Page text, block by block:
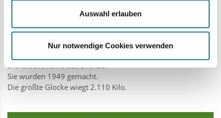
Auswahl erlauben
Nur notwendige Cookies verwenden
Die Fenster kommen aus Kevelaer.
Die Fenster sind seit 1924 in der Kirche.
Die Türen an der Kirche sind neu.
Die Glocken sind aus Bronze.
Sie wurden 1949 gemacht.
Die größte Glocke wiegt 2.110 Kilo.